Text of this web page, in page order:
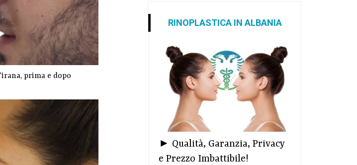
prima e dopo
RINOPLASTICA IN ALBANIA
► Qualità, Garanzia, Privacy
e Prezzo Imbattibile!